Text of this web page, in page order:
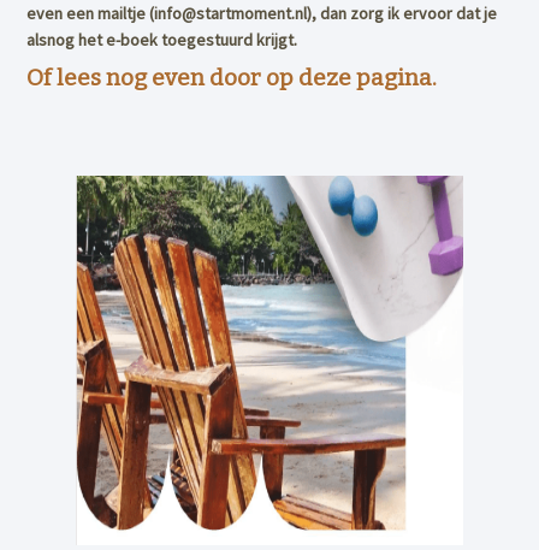
even een mailtje (info@startmoment.nl), dan zorg ik ervoor dat je
alsnog het e-boek toegestuurd krijgt.
Of lees nog even door op deze pagina.